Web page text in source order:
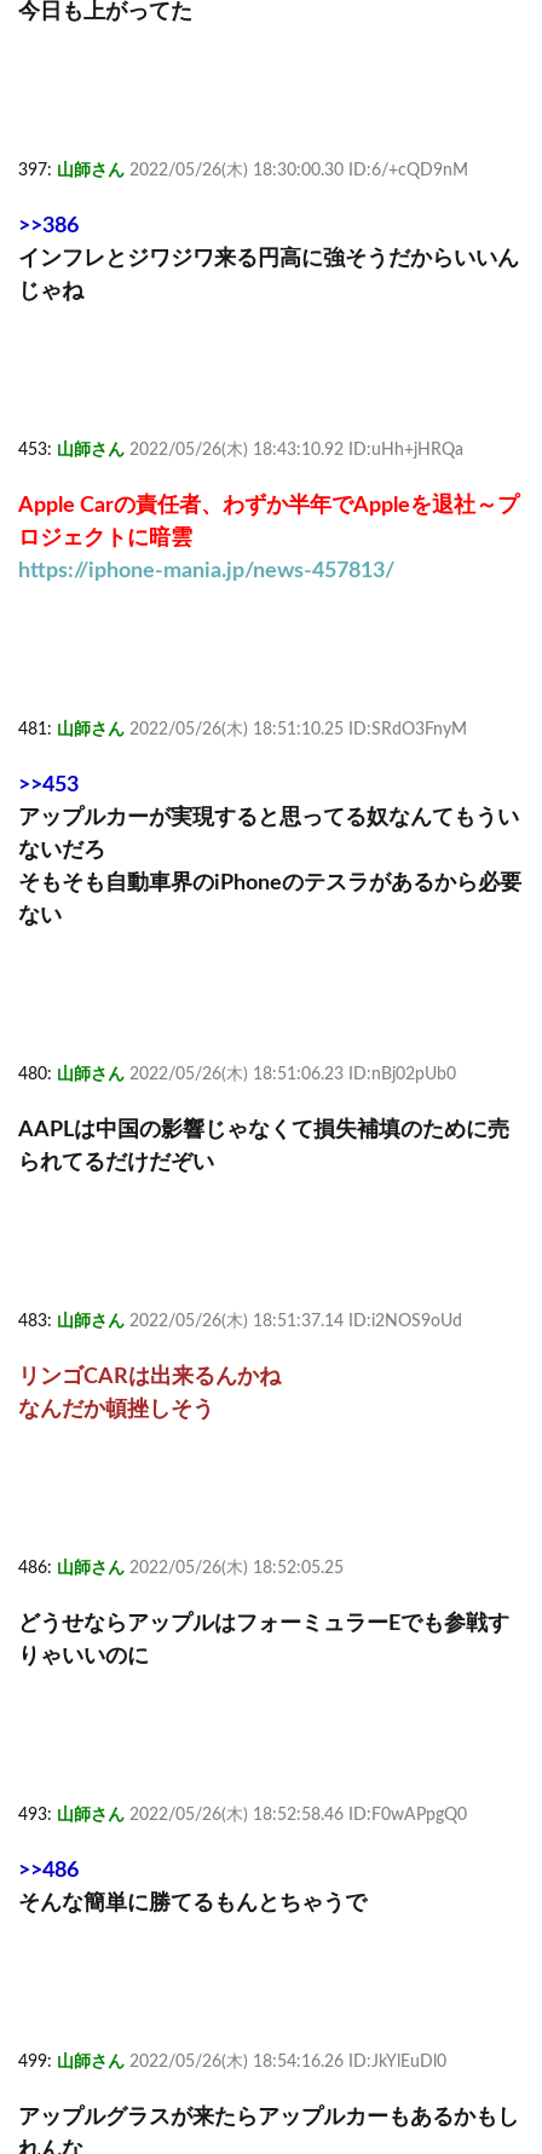
今日も上がってた
397: 山師さん 2022/05/26(木) 18:30:00.30 ID:6/+cQD9nM
>>386
インフレとジワジワ来る円高に強そうだからいいん
じゃね
453: 山師さん 2022/05/26(木) 18:43:10.92 ID:uHh+jHRQa
Apple Carの責任者、わずか半年でAppleを退社～プ
ロジェクトに暗雲
https://iphone-mania.jp/news-457813/
481: 山師さん 2022/05/26(木) 18:51:10.25 ID:SRdO3FnyM
>>453
アップルカーが実現すると思ってる奴なんてもうい
ないだろ
そもそも自動車界のiPhoneのテスラがあるから必要
ない
480: 山師さん 2022/05/26(木) 18:51:06.23 ID:nBj02pUb0
AAPLは中国の影響じゃなくて損失補填のために売
られてるだけだぞい
483: 山師さん 2022/05/26(木) 18:51:37.14 ID:i2NOS9oUd
リンゴCARは出来るんかね
なんだか頓挫しそう
486: 山師さん 2022/05/26(木) 18:52:05.25
どうせならアップルはフォーミュラーEでも参戦す
りゃいいのに
493: 山師さん 2022/05/26(木) 18:52:58.46 ID:F0wAPpgQ0
>>486
そんな簡単に勝てるもんとちゃうで
499: 山師さん 2022/05/26(木) 18:54:16.26 ID:JkYlEuDl0
アップルグラスが来たらアップルカーもあるかもし